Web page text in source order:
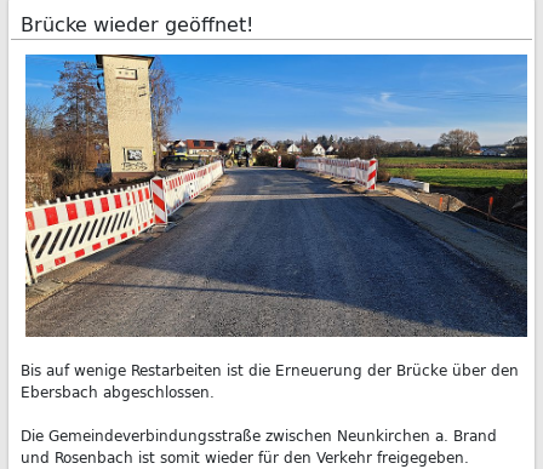
Brücke wieder geöffnet!
Bis auf wenige Restarbeiten ist die Erneuerung der Brücke über den
Ebersbach abgeschlossen.
Die Gemeindeverbindungsstraße zwischen Neunkirchen a. Brand
und Rosenbach ist somit wieder für den Verkehr freigegeben.